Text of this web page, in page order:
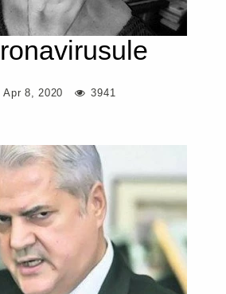
Apr 8, 2020 3941